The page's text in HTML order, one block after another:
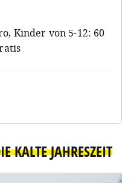
Kinder von 5-12: 60
KALTE JAHRESZEIT